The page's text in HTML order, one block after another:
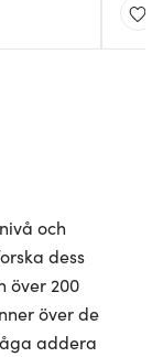
och
dess
över 200
över de
addera